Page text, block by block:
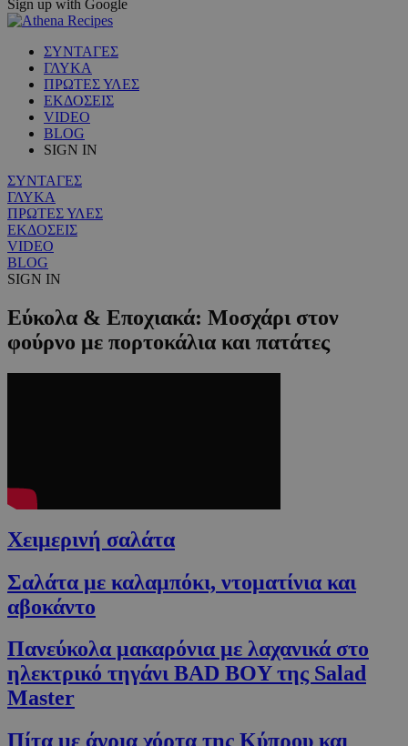
Sign up with Google
ΣΥΝΤΑΓΕΣ
ΓΛΥΚΑ
ΠΡΩΤΕΣ ΥΛΕΣ
ΕΚΔΟΣΕΙΣ
VIDEO
BLOG
SIGN IN
ΣΥΝΤΑΓΕΣ
ΓΛΥΚΑ
ΠΡΩΤΕΣ ΥΛΕΣ
ΕΚΔΟΣΕΙΣ
VIDEO
BLOG
SIGN IN
Εύκολα & Εποχιακά: Μοσχάρι στον
φούρνο με πορτοκάλια και πατάτες
Χειμερινή σαλάτα
Σαλάτα με καλαμπόκι, ντοματίνια και
αβοκάντο
Πανεύκολα μακαρόνια με λαχανικά στο
ηλεκτρικό τηγάνι BAD BOY της Salad
Master
Πίτα με άγρια χόρτα της Κύπρου και